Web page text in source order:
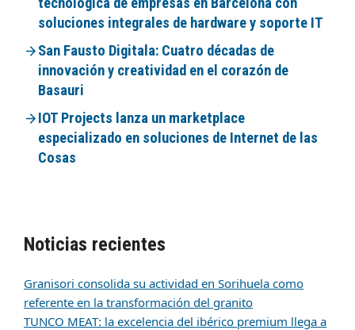
soluciones integrales de hardware y soporte IT
San Fausto Digitala: Cuatro décadas de
innovación y creatividad en el corazón de
Basauri
IOT Projects lanza un marketplace
especializado en soluciones de Internet de las
Cosas
Noticias recientes
Granisori consolida su actividad en Sorihuela como
referente en la transformación del granito
TUNCO MEAT: la excelencia del ibérico premium llega a